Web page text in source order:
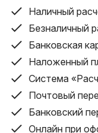
четырех батарей
порт для зарядки
мобильных
подставка
различных
Сильное
для
использование
Наличный
Безналичный
Банковская
Наложенный
Система
Почтовый
Банковский
Онлайн при